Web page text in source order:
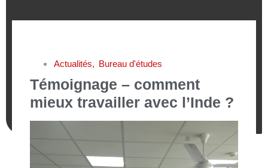
Actualités, Bureau d'études
Témoignage – comment
mieux travailler avec l’Inde ?